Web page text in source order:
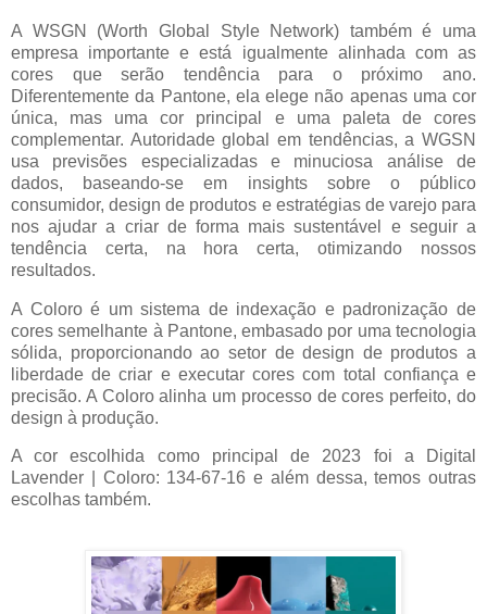
A WSGN (Worth Global Style Network) também é uma
empresa importante e está igualmente alinhada com as
cores que serão tendência para o próximo ano.
Diferentemente da Pantone, ela elege não apenas uma cor
única, mas uma cor principal e uma paleta de cores
complementar. Autoridade global em tendências, a WGSN
usa previsões especializadas e minuciosa análise de
dados, baseando-se em insights sobre o público
consumidor, design de produtos e estratégias de varejo para
nos ajudar a criar de forma mais sustentável e seguir a
tendência certa, na hora certa, otimizando nossos
resultados.
A Coloro é um sistema de indexação e padronização de
cores semelhante à Pantone, embasado por uma tecnologia
sólida, proporcionando ao setor de design de produtos a
liberdade de criar e executar cores com total confiança e
precisão. A Coloro alinha um processo de cores perfeito, do
design à produção.
A cor escolhida como principal de 2023 foi a
Digital
Lavender | Coloro: 134-67-16 e além dessa, temos outras
escolhas também.